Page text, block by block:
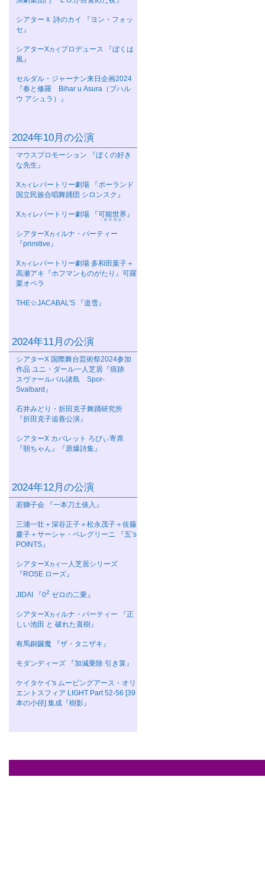
シアターＸ 詩のカイ 『ヨン・フォッ
セ』
シアターΧカイ プロデュース 『ぼくは
風』
セルダル・ジャーナン来日企画2024
『春と修羅 Bihar u Asura（ブハル
ウ アシュラ）』
2024年10月の公演
マウスプロモーション 『ぼくの好き
な先生』
Χカイ レパートリー劇場 『ポーランド
国立民族合唱舞踊団 シロンスク』
Χカイ レパートリー劇場 『可能世界
（哲学用語）
』
シアターΧカイ ルナ・パーティー
『primitive』
Χカイ レパートリー劇場 多和田葉子＋
高瀬アキ『ホフマンものがたり』可羅
栗オペラ
THE☆JACABAL'S 『道雪』
2024年11月の公演
シアターΧ 国際舞台芸術祭2024参加
作品 ユニ・ダール一人芝居『痕跡
スヴァールバル諸島 Spor-
Svalbard』
石井みどり・折田克子舞踊研究所
『折田克子追善公演』
シアターΧ カバレット ろびぃ寄席
『朝ちゃん』『原爆詩集』
2024年12月の公演
若獅子会 『一本刀土俵入』
三浦一壮＋深谷正子＋松永茂子＋佐藤
慶子＋サーシャ・ペレグリーニ 『五’s
POINTS』
シアターΧカイ一人芝居シリーズ
『ROSE ローズ』
JIDAI 『02 ゼロの二乗』
シアターΧカイ ルナ・パーティー 『正
しい池田 と 破れた直樹』
有馬銅鑼魔 『ザ・タニザキ』
モダンディーズ 『加減乗除 引き算』
ケイタケイ's ムービングアース・オリ
エントスフィア LIGHT Part 52-56 [39
本の小径] 集成『樹影』